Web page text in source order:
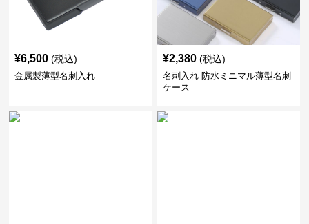
¥6,500 (税込)
金属製薄型名刺入れ
¥2,380 (税込)
名刺入れ 防水ミニマル薄型名刺
ケース